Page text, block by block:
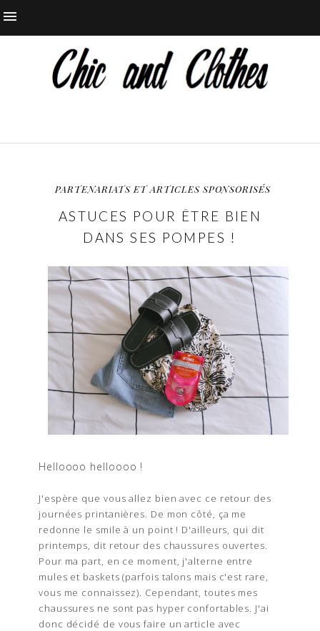
PARTENARIATS ET ARTICLES SPONSORISÉS
ASTUCES POUR ÊTRE BIEN
DANS SES POMPES !
Helloooo helloooo !
J'espère que vous allez bien avec ce retour des
journées printanières. De mon côté, ça me
redonne le smile à un point ! D'ailleurs, qui dit
printemps, dit retour des chaussures ouvertes.
Pour ma part, en ce moment, j'alterne entre
mules et baskets (parfois talons mais c'est rare,
vous me connaissez). Cependant, toutes mes
chaussures ne sont pas hyper confortables. J'ai
donc décidé de vous faire un article avec